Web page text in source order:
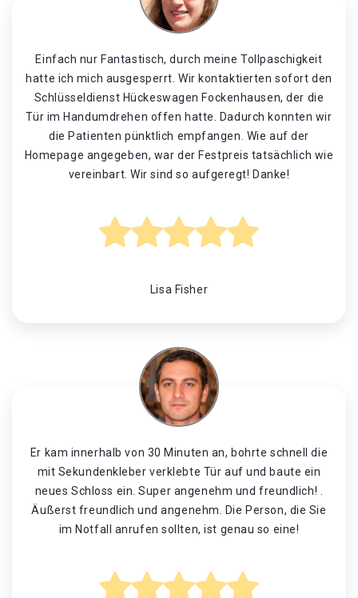
Einfach nur Fantastisch, durch meine Tollpaschigkeit
hatte ich mich ausgesperrt. Wir kontaktierten sofort den
Schlüsseldienst Hückeswagen Fockenhausen, der die
Tür im Handumdrehen offen hatte. Dadurch konnten wir
die Patienten pünktlich empfangen. Wie auf der
Homepage angegeben, war der Festpreis tatsächlich wie
vereinbart. Wir sind so aufgeregt! Danke!
Lisa Fisher
Er kam innerhalb von 30 Minuten an, bohrte schnell die
mit Sekundenkleber verklebte Tür auf und baute ein
neues Schloss ein. Super angenehm und freundlich! .
Äußerst freundlich und angenehm. Die Person, die Sie
im Notfall anrufen sollten, ist genau so eine!